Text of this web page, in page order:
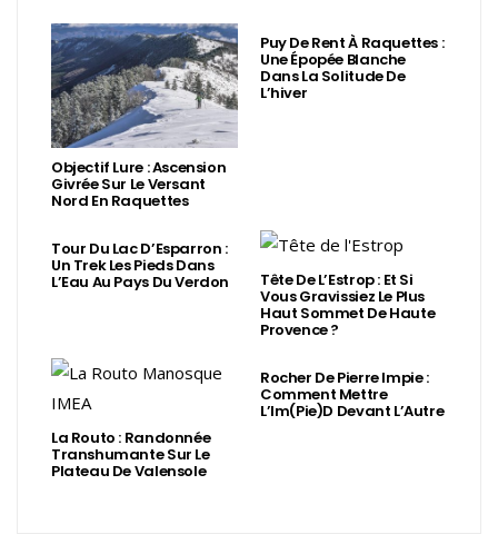
Objectif Lure : Ascension
Givrée Sur Le Versant
Nord En Raquettes
Puy De Rent À Raquettes :
Une Épopée Blanche
Dans La Solitude De
L’hiver
Tour Du Lac D’Esparron :
Un Trek Les Pieds Dans
L’Eau Au Pays Du Verdon Tête De L’Estrop : Et Si
Vous Gravissiez Le Plus
Haut Sommet De Haute
Provence ?
La Routo : Randonnée
Transhumante Sur Le
Plateau De Valensole
Rocher De Pierre Impie :
Comment Mettre
L’Im(Pie)d Devant L’Autre